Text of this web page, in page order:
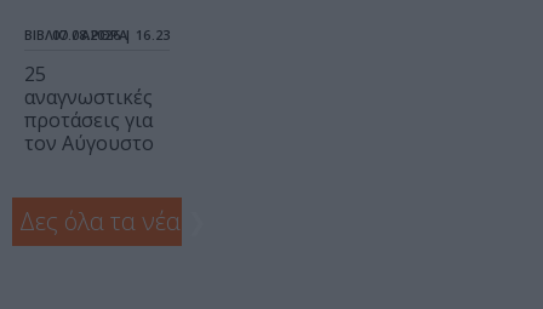
ΒΙΒΛΙΟ / ΑΡΘΡΑ
07.08.2026 | 16.23
25
αναγνωστικές
προτάσεις για
τον Αύγουστο
Δες όλα τα νέα